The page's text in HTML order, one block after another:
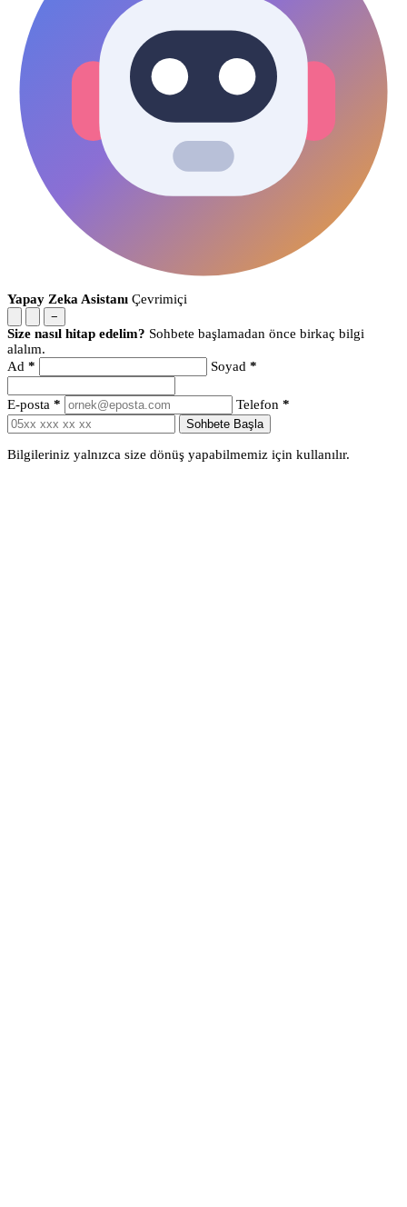
Yapay Zeka Asistanı Çevrimiçi
−
Size nasıl hitap edelim? Sohbete başlamadan önce birkaç bilgi
alalım.
Ad * Soyad *
E-posta * Telefon *
Sohbete Başla
Bilgileriniz yalnızca size dönüş yapabilmemiz için kullanılır.